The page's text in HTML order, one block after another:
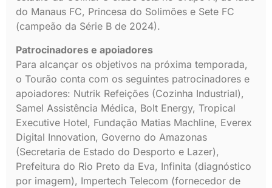
do Manaus FC, Princesa do Solimões e Sete FC
(campeão da Série B de 2024).
Patrocinadores e apoiadores
Para alcançar os objetivos na próxima temporada,
o Tourão conta com os seguintes patrocinadores e
apoiadores: Nutrik Refeições (Cozinha Industrial),
Samel Assistência Médica, Bolt Energy, Tropical
Executive Hotel, Fundação Matias Machline, Everex
Digital Innovation, Governo do Amazonas
(Secretaria de Estado do Desporto e Lazer),
Prefeitura do Rio Preto da Eva, Infinita (diagnóstico
por imagem), Impertech Telecom (fornecedor de